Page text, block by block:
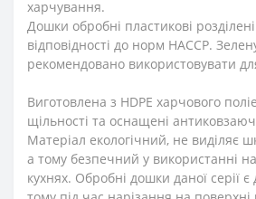
харчування.
Дошки обробні пластикові
відповідності до норм НАССР.
рекомендовано використовувати
Виготовлена з HDPE харчового
щільності та оснащені
Матеріал екологічний, не виділяє
а тому безпечний у використанні
кухнях. Обробні дошки даної серії